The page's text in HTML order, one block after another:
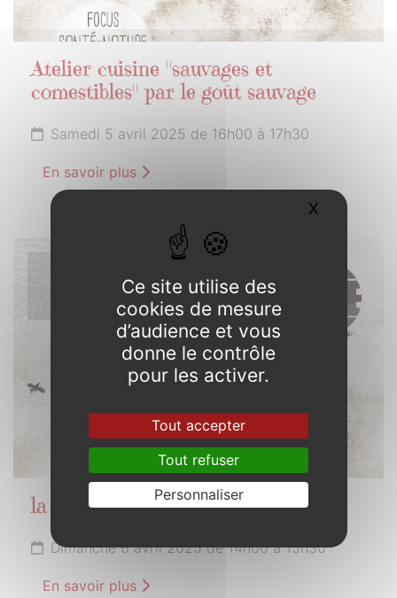
Atelier cuisine "sauvages et
comestibles" par le goût sauvage
Samedi 5 avril 2025 de 16h00 à 17h30
En savoir plus
la biodiversité dans l’assiette
Dimanche 6 avril 2025 de 14h00 à 15h30
En savoir plus
Ce site utilise des
cookies de mesure
d’audience et vous
donne le contrôle
pour les activer.
Tout accepter
Tout refuser
Personnaliser
X Masquer